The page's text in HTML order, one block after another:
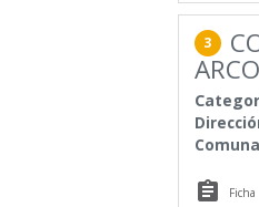
3
 Ficha